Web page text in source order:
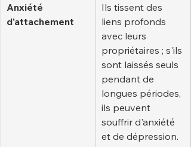
Anxiété
d'attachement
Ils tissent des
liens profonds
avec leurs
propriétaires ; s'ils
sont laissés seuls
pendant de
longues périodes,
ils peuvent
souffrir d'anxiété
et de dépression.